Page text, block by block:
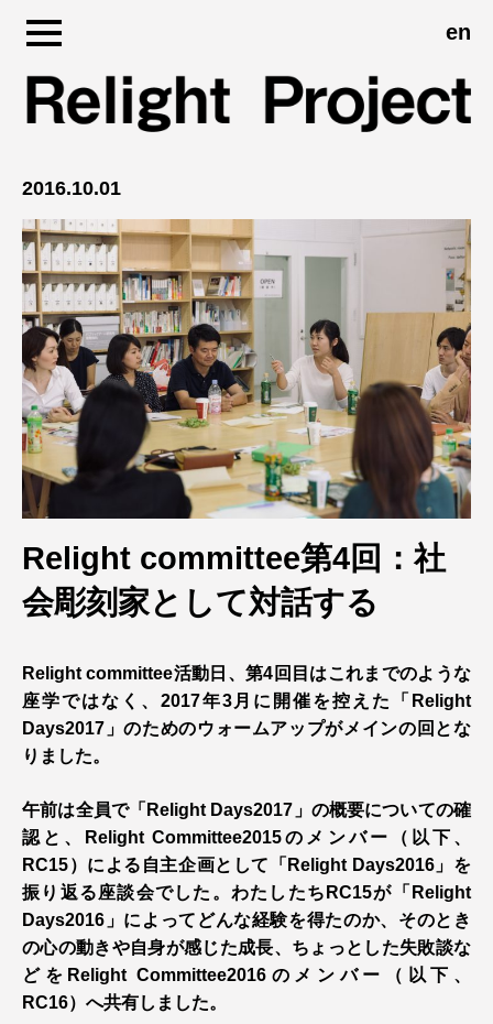
to
content
問いかけと、気付きのひかりを。
en
2016.10.01
Relight committee第4回：社
会彫刻家として対話する
Relight committee活動日、第4回目はこれまでのような
座学ではなく、2017年3月に開催を控えた「Relight
Days2017」のためのウォームアップがメインの回とな
りました。
午前は全員で「Relight Days2017」の概要についての確
認と、Relight Committee2015のメンバー（以下、
RC15）による自主企画として「Relight Days2016」を
振り返る座談会でした。わたしたちRC15が「Relight
Days2016」によってどんな経験を得たのか、そのとき
の心の動きや自身が感じた成長、ちょっとした失敗談な
どをRelight Committee2016のメンバー（以下、
RC16）へ共有しました。